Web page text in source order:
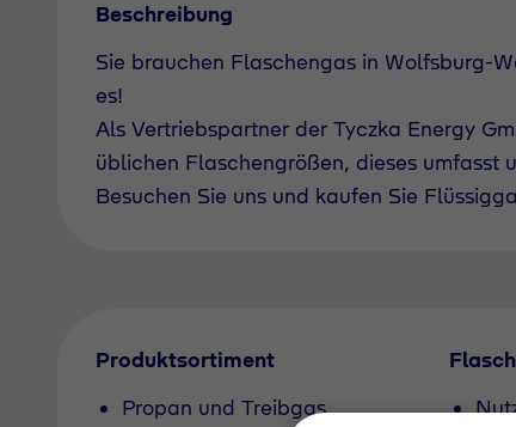
Beschreibung
Sie brauchen Flaschengas in Wolfsburg-
es!
Als Vertriebspartner der Tyczka Energy
üblichen Flaschengrößen, dieses umfasst
Besuchen Sie uns und kaufen Sie
Produktsortiment
Propan und Treibgas